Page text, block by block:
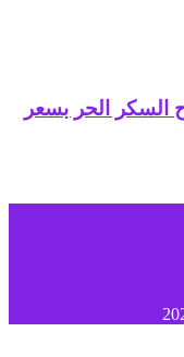
السكر الحر بسعر